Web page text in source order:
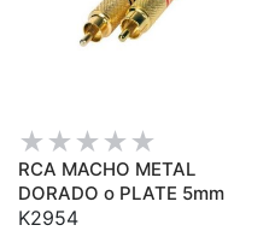
RCA MACHO METAL
DORADO o PLATE 5mm
K2954